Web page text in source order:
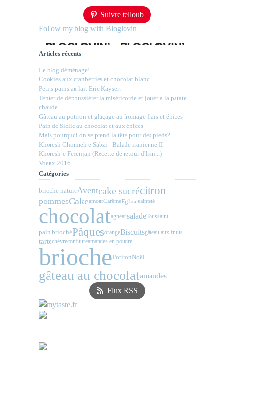
Suivre telloub
Follow my blog with Bloglovin
Articles récents
Le blog déménage!
Cookies aux cranberries et chocolat blanc
Petits pains au lait Eric Kayser:
Tenter de dépoussiérer la miséricorde et jouer a la patate
chaude
Gâteau au potiron et glaçage au fromage frais et épices
Pain de Sicile au chocolat et aux épices
Mais pourquoi on se prend la tête pour des pieds?
Khoresh Ghormeh e Sabzi - Balade iranienne II
Khoresh-e Fesenjān (Recette de retour d'Iran...)
Voeux 2016
Catégories
brioche natureAventcake sucrécitron
pommesCakeamourCarêmeEglisesainteté
chocolatagneausaladeToussaint
pain briochéPâquesorangeBiscuitsgâteau aux fruits
tartechèvreconfitureamandes en poudre
briochePotironNoël
gâteau au chocolatamandes
Flux RSS